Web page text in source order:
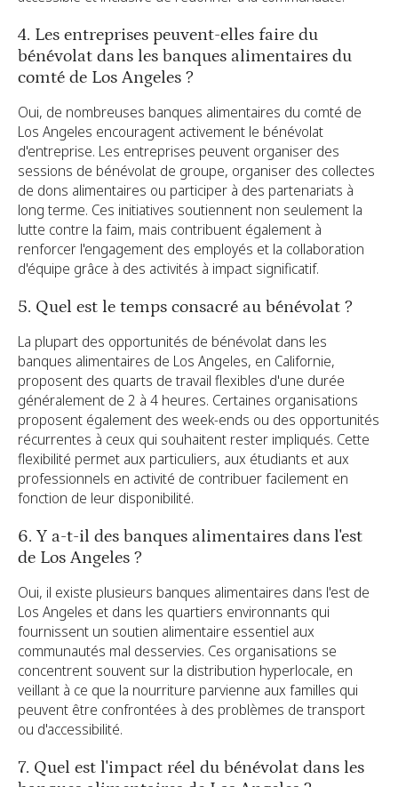
4. Les entreprises peuvent-elles faire du
bénévolat dans les banques alimentaires du
comté de Los Angeles ?
Oui, de nombreuses banques alimentaires du comté de
Los Angeles encouragent activement le bénévolat
d'entreprise. Les entreprises peuvent organiser des
sessions de bénévolat de groupe, organiser des collectes
de dons alimentaires ou participer à des partenariats à
long terme. Ces initiatives soutiennent non seulement la
lutte contre la faim, mais contribuent également à
renforcer l'engagement des employés et la collaboration
d'équipe grâce à des activités à impact significatif.
5. Quel est le temps consacré au bénévolat ?
La plupart des opportunités de bénévolat dans les
banques alimentaires de Los Angeles, en Californie,
proposent des quarts de travail flexibles d'une durée
généralement de 2 à 4 heures. Certaines organisations
proposent également des week-ends ou des opportunités
récurrentes à ceux qui souhaitent rester impliqués. Cette
flexibilité permet aux particuliers, aux étudiants et aux
professionnels en activité de contribuer facilement en
fonction de leur disponibilité.
6. Y a-t-il des banques alimentaires dans l'est
de Los Angeles ?
Oui, il existe plusieurs banques alimentaires dans l'est de
Los Angeles et dans les quartiers environnants qui
fournissent un soutien alimentaire essentiel aux
communautés mal desservies. Ces organisations se
concentrent souvent sur la distribution hyperlocale, en
veillant à ce que la nourriture parvienne aux familles qui
peuvent être confrontées à des problèmes de transport
ou d'accessibilité.
7. Quel est l'impact réel du bénévolat dans les